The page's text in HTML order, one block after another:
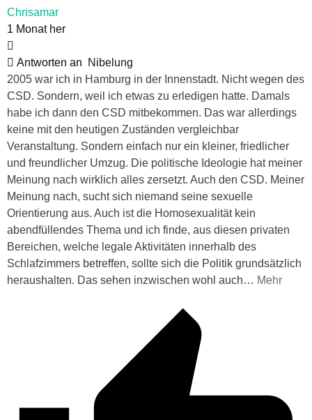
Chrisamar
1 Monat her
Antworten an
Nibelung
2005 war ich in Hamburg in der Innenstadt. Nicht wegen des
CSD. Sondern, weil ich etwas zu erledigen hatte. Damals
habe ich dann den CSD mitbekommen. Das war allerdings
keine mit den heutigen Zuständen vergleichbar
Veranstaltung. Sondern einfach nur ein kleiner, friedlicher
und freundlicher Umzug. Die politische Ideologie hat meiner
Meinung nach wirklich alles zersetzt. Auch den CSD. Meiner
Meinung nach, sucht sich niemand seine sexuelle
Orientierung aus. Auch ist die Homosexualität kein
abendfüllendes Thema und ich finde, aus diesen privaten
Bereichen, welche legale Aktivitäten innerhalb des
Schlafzimmers betreffen, sollte sich die Politik grundsätzlich
heraushalten. Das sehen inzwischen wohl auch… Mehr